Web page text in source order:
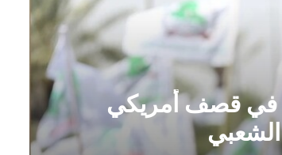
في قصف أمريكي